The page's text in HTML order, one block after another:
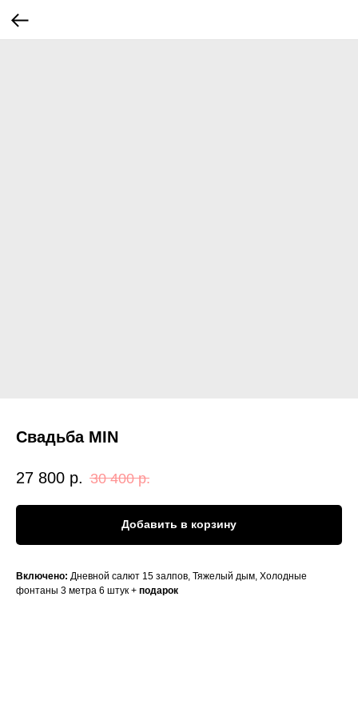
Свадьба MIN
27 800 р. 30 400 р.
Добавить в корзину
Включено: Дневной салют 15 залпов, Тяжелый дым, Холодные
фонтаны 3 метра 6 штук + подарок